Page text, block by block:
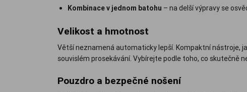
Kombinace v jednom batohu – na delší výpravy se
Velikost a hmotnost
Větší neznamená automaticky lepší. Kompaktní nástroje,
souvislém prosekávání. Vybírejte podle toho, co skutečně
Pouzdro a bezpečné nošení